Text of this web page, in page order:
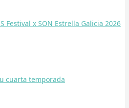
Festival x SON Estrella Galicia 2026
cuarta temporada